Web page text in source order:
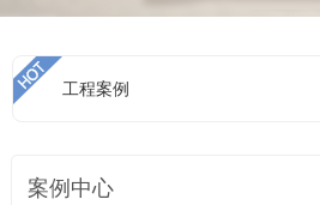
工程案例
案例中心